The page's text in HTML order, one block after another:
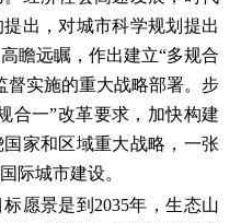
出，对城市科学规划提出
瞻远瞩，作出建立“多规合
督实施的重大战略部署。步
合一”改革要求，加快构建
家和区域重大战略，一张
际城市建设。
愿景是到2035年，生态山